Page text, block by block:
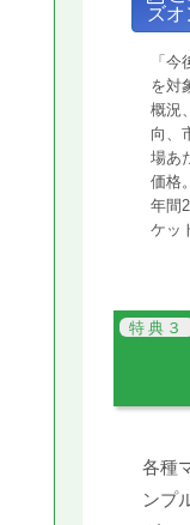
ズオ
「
を対
概況
向、
場あ
価格
年間
ケッ
各種
ンプ